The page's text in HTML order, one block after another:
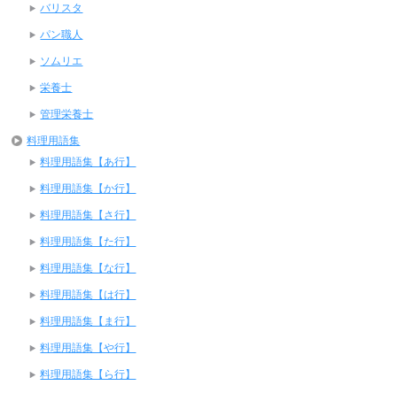
バリスタ
パン職人
ソムリエ
栄養士
管理栄養士
料理用語集
料理用語集【あ行】
料理用語集【か行】
料理用語集【さ行】
料理用語集【た行】
料理用語集【な行】
料理用語集【は行】
料理用語集【ま行】
料理用語集【や行】
料理用語集【ら行】